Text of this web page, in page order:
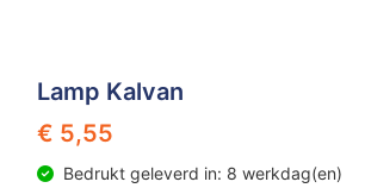
Lamp Kalvan
€ 5,55
Bedrukt geleverd in: 8 werkdag(en)